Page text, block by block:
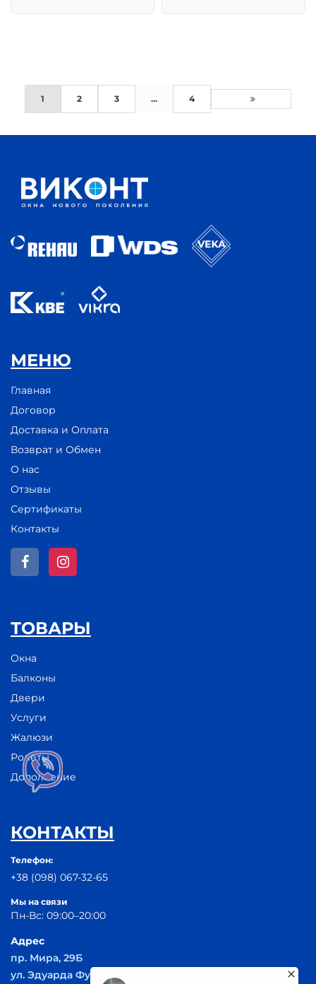
1 2 3 ... 4
МЕНЮ
Главная
Договор
Доставка и Оплата
Возврат и Обмен
О нас
Отзывы
Сертификаты
Контакты
ТОВАРЫ
Окна
Балконы
Двери
Услуги
Жалюзи
Ролеты
Дополнение
КОНТАКТЫ
Телефон:
+38 (098) 067-32-65
Мы на связи
Пн-Вс: 09:00–20:00
Адрес
пр. Мира, 29Б
ул. Эдуарда Фукса 55